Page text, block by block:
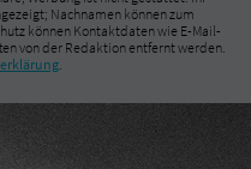
Nachnamen können zum
können Kontaktdaten wie E-Mail-
von der Redaktion entfernt werden.